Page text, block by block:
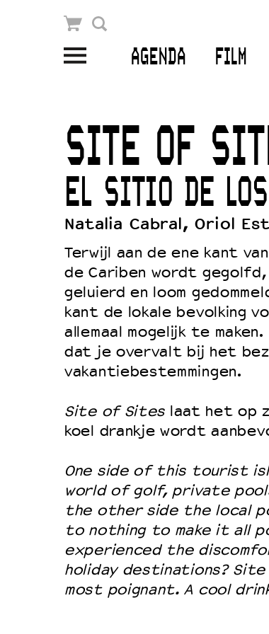
AGENDA FILM
Winkelmandje
Openingstijden & contact
Bereikbaarheid
Kaartverkoop
Schoolvoorstellingen
Filmprogramma’s Primair
Filmprogramma’s VO/MBO
Speciale
OVER LANTARENVENSTER
Wat we doen
Wie is wie
Word vriend
Historie
Partners
Huisregels
Privacyverklaring
SITE OF
EL SITIO DE
Natalia Cabral, Oriol
Terwijl aan de ene kant
de Cariben wordt gegolfd,
geluierd en loom
kant de lokale bevolking
allemaal mogelijk te
dat je overvalt bij het
vakantiebestemmingen.
Site of Siteslaat het op
koel drankje wordt
One side of this tourist
world of golf, private
the other side the local
to nothing to make it all
experienced the
holiday destinations?
most poignant. A cool